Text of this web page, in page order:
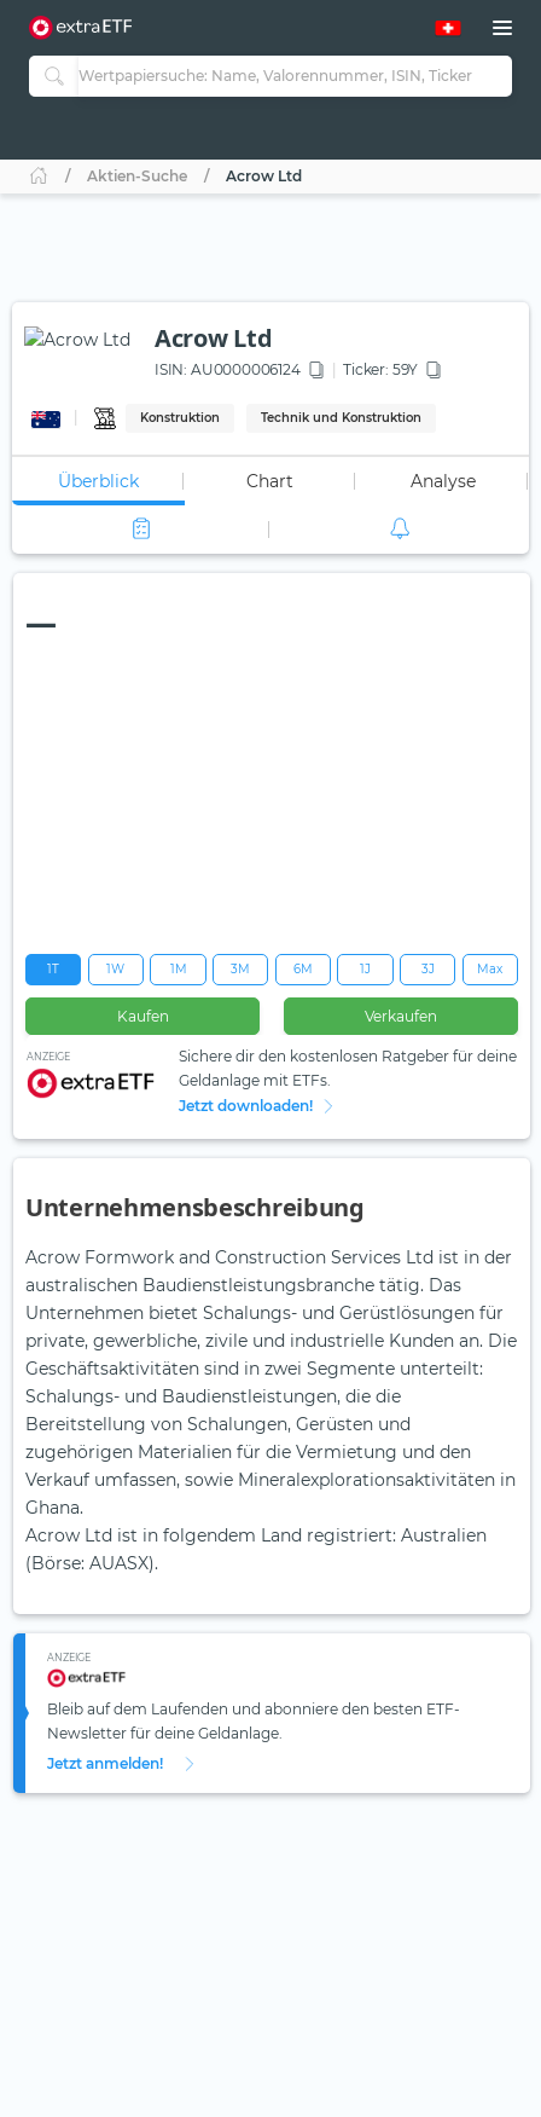
Aktien-Suche Acrow Ltd
Acrow Ltd
ISIN: AU0000006124 Ticker: 59Y
Konstruktion Technik und Konstruktion
Überblick Chart Analyse
—
1T 1W 1M 3M 6M 1J 3J Max
Kaufen Verkaufen
ANZEIGE
Sichere dir den kostenlosen Ratgeber für deine
Geldanlage mit ETFs.
Jetzt downloaden!
Unternehmensbeschreibung
Acrow Formwork and Construction Services Ltd ist in der
australischen Baudienstleistungsbranche tätig. Das
Unternehmen bietet Schalungs- und Gerüstlösungen für
private, gewerbliche, zivile und industrielle Kunden an. Die
Geschäftsaktivitäten sind in zwei Segmente unterteilt:
Schalungs- und Baudienstleistungen, die die
Bereitstellung von Schalungen, Gerüsten und
zugehörigen Materialien für die Vermietung und den
Verkauf umfassen, sowie Mineralexplorationsaktivitäten in
Ghana.
Acrow Ltd ist in folgendem Land registriert: Australien
(Börse: AUASX).
ANZEIGE
Bleib auf dem Laufenden und abonniere den besten ETF-
Newsletter für deine Geldanlage.
Jetzt anmelden!